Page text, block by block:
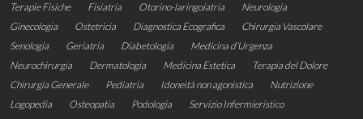
Terapie Fisiche
Fisiatria Otorino-laringoiatria
Neurologia
Ginecologia
Ostetricia Diagnostica Ecografica
Chirurgia Vascolare
Senologia
Geriatria Diabetologia
Medicina d’Urgenza
Neurochirurgia
Dermatologia Medicina Estetica
Terapia del Dolore
Chirurgia Generale
Pediatria Idoneità non agonistica
Nutrizione
Logopedia
Osteopatia Podologia Servizio Infermieristico